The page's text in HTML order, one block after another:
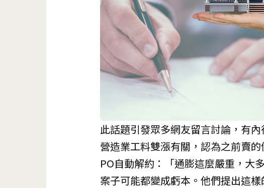
此話題引發眾多網友留言討論，有
營造業工料雙漲有關，認為之前賣
PO自動解約：「通膨這麼嚴重，大
案子可能都變成虧本。他們提出這